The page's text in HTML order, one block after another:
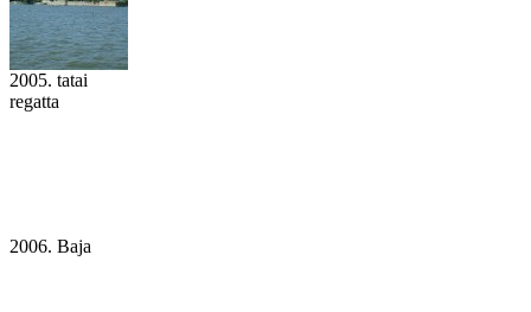
2005. tatai
regatta
2006. Baja